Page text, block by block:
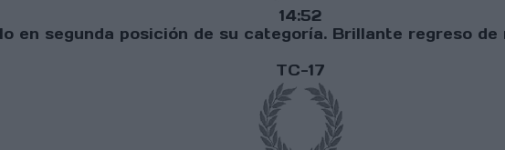
14:52
en segunda posición de su categoría. Brillante regreso
TC-17